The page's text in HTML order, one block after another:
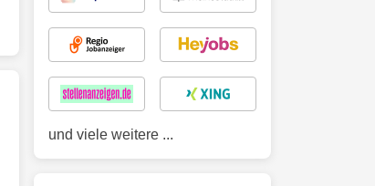
und viele weitere ...